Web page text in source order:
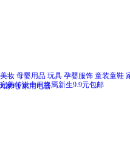
妆 母婴用品 玩具 孕婴服饰 童装童鞋
家电 家用电器
美传说十日终焉新生9.9元包邮